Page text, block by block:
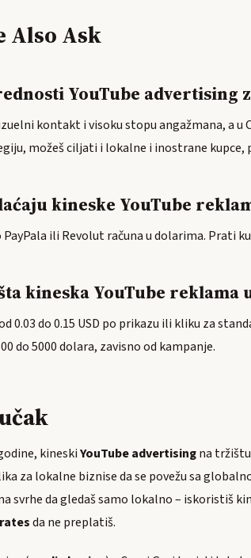
Also Ask
YouTube advertising
kontakt i visoku stopu angažmana, a
možeš ciljati i lokalne i inostrane kupce,
kineske YouTube
PayPala ili Revolut računa u dolarima. Prati
kineska YouTube reklama
0.03 do 0.15 USD po prikazu ili kliku za
do 5000 dolara, zavisno od kampanje.
kineskiYouTube advertisingna
za lokalne biznise da se povežu sa
svrhe da gledaš samo lokalno – iskoristiš
da ne preplatiš.